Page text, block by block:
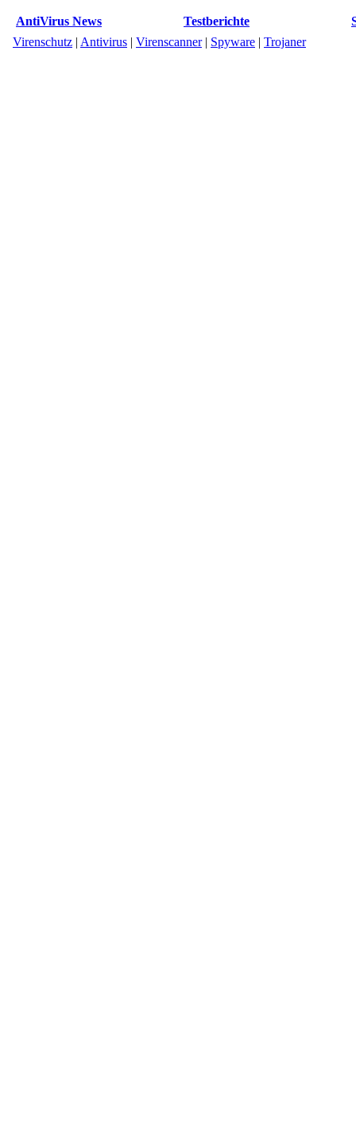
AntiVirus News Testberichte
Virenschutz | Antivirus | Virenscanner| Spyware | Trojaner